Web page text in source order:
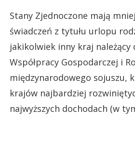
Stany Zjednoczone mają
świadczeń z tytułu urlopu
jakikolwiek inny kraj należący
Współpracy Gospodarczej i
międzynarodowego sojuszu,
krajów najbardziej
najwyższych dochodach (w